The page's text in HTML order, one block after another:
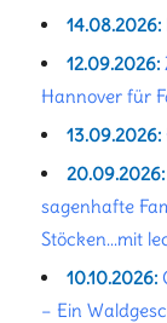
14.08.2026:
12.09.2026:
Hannover für
13.09.2026:
20.09.2026:
sagenhafte
Stöcken...mit
10.10.2026:
– Ein